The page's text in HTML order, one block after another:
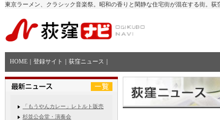
東京ラーメン、クラシック音楽祭。昭和の香りと閑静な住宅街が混在する街。荻
HOME 登録サイト 荻窪ニュース
「もうやんカレー」レトルト販売
杉並公会堂・演奏会